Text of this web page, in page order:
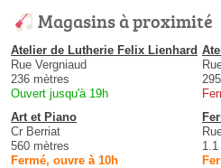
Magasins à proximité
Atelier de Lutherie Felix Lienhard
Rue Vergniaud
236 mètres
Ouvert jusqu'à 19h
Art et Piano
Cr Berriat
560 mètres
Fermé, ouvre à 10h